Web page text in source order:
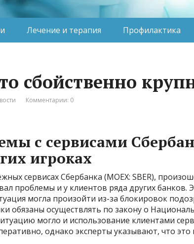
Лечение и терапия Профилактика
сбойственно
Комментарии: 0
с сервисами
игроках
сервисах Сбербанка (MOEX: SBER),
проблемы и у клиентов ряда других банков.
могла произойти из-за блокировок
обязаны осуществлять по закону о
могло и использование клиентами
однако эксперты указывают, что